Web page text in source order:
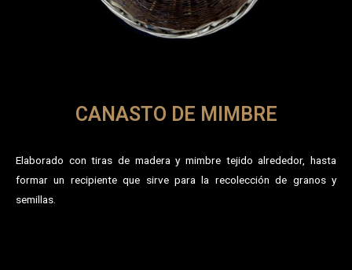
CANASTO DE MIMBRE
Elaborado con tiras de madera y mimbre tejido alrededor, hasta
formar un recipiente que sirve para la recolección de granos y
semillas.